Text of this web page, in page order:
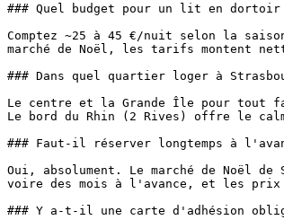
### Quel budget pour un lit en dortoir
Comptez ~25 à 45 €/nuit selon la
marché de Noël, les tarifs montent
### Dans quel quartier loger à
Le centre et la Grande Île pour tout
Le bord du Rhin (2 Rives) offre le
### Faut-il réserver longtemps à
Oui, absolument. Le marché de Noël
voire des mois à l'avance, et les
### Y a-t-il une carte d'adhésion